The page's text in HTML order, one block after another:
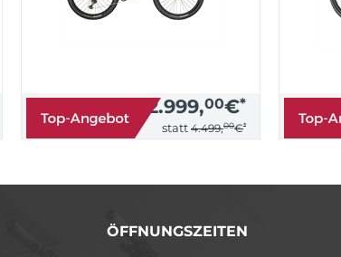
2.999,00€*
statt 4.499,00€*
ÖFFNUNGSZEITEN